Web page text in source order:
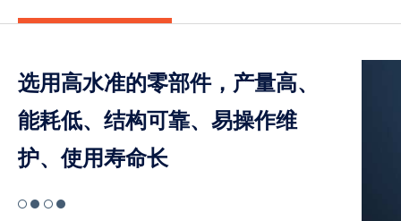
选用高水准的零部件，产量高、
能耗低、结构可靠、易操作维
护、使用寿命长